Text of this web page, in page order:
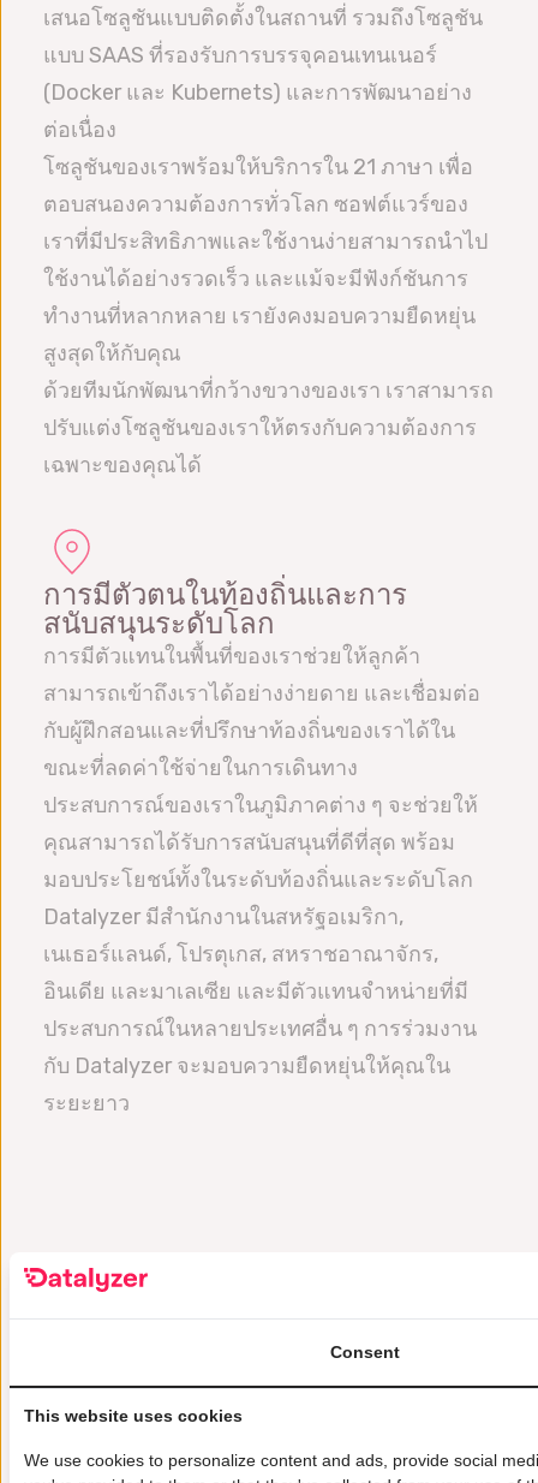
เสนอโซลูชันแบบติดตั้งในสถานที่ รวมถึงโซลูชัน
แบบ SAAS ที่รองรับการบรรจุคอนเทนเนอร์
(Docker และ Kubernets) และการพัฒนาอย่าง
ต่อเนื่อง
โซลูชันของเราพร้อมให้บริการใน 21 ภาษา เพื่อ
ตอบสนองความต้องการทั่วโลก ซอฟต์แวร์ของ
เราที่มีประสิทธิภาพและใช้งานง่ายสามารถนำไป
ใช้งานได้อย่างรวดเร็ว และแม้จะมีฟังก์ชันการ
ทำงานที่หลากหลาย เรายังคงมอบความยืดหยุ่น
สูงสุดให้กับคุณ
ด้วยทีมนักพัฒนาที่กว้างขวางของเรา เราสามารถ
ปรับแต่งโซลูชันของเราให้ตรงกับความต้องการ
เฉพาะของคุณได้
การมีตัวตนในท้องถิ่นและการ
สนับสนุนระดับโลก
การมีตัวแทนในพื้นที่ของเราช่วยให้ลูกค้า
สามารถเข้าถึงเราได้อย่างง่ายดาย และเชื่อมต่อ
กับผู้ฝึกสอนและที่ปรึกษาท้องถิ่นของเราได้ใน
ขณะที่ลดค่าใช้จ่ายในการเดินทาง
ประสบการณ์ของเราในภูมิภาคต่าง ๆ จะช่วยให้
คุณสามารถได้รับการสนับสนุนที่ดีที่สุด พร้อม
มอบประโยชน์ทั้งในระดับท้องถิ่นและระดับโลก
Datalyzer มีสำนักงานในสหรัฐอเมริกา,
เนเธอร์แลนด์, โปรตุเกส, สหราชอาณาจักร,
อินเดีย และมาเลเซีย และมีตัวแทนจำหน่ายที่มี
ประสบการณ์ในหลายประเทศอื่น ๆ การร่วมงาน
กับ Datalyzer จะมอบความยืดหยุ่นให้คุณใน
ระยะยาว
สำนักงานของเรา
สหรัฐอเมริกา
Consent
This website uses cookies
We use cookies to personalize content and ads, provide social